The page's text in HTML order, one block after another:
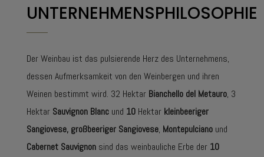
UNTERNEHMENSPHILOSOPHIE
Der Weinbau ist das pulsierende Herz des Unternehmens,
dessen Aufmerksamkeit von den Weinbergen und ihren
Weinen bestimmt wird. 32 Hektar Bianchello del Metauro, 3
Hektar Sauvignon Blanc und 10 Hektar kleinbeeriger
Sangiovese, großbeeriger Sangiovese, Montepulciano und
Cabernet Sauvignon sind das weinbauliche Erbe der 10